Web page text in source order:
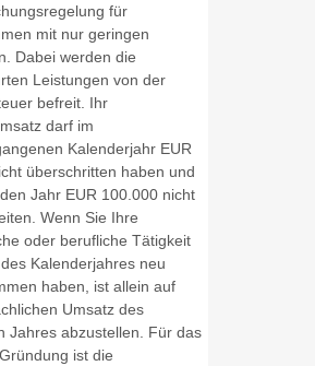
für
mit nur geringen
Dabei werden die
Leistungen von der
befreit. Ihr
darf im
Kalenderjahr EUR
überschritten haben und
Jahr EUR 100.000 nicht
Wenn Sie Ihre
oder berufliche Tätigkeit
Kalenderjahres neu
haben, ist allein auf
Umsatz des
Jahres abzustellen. Für das
ist die